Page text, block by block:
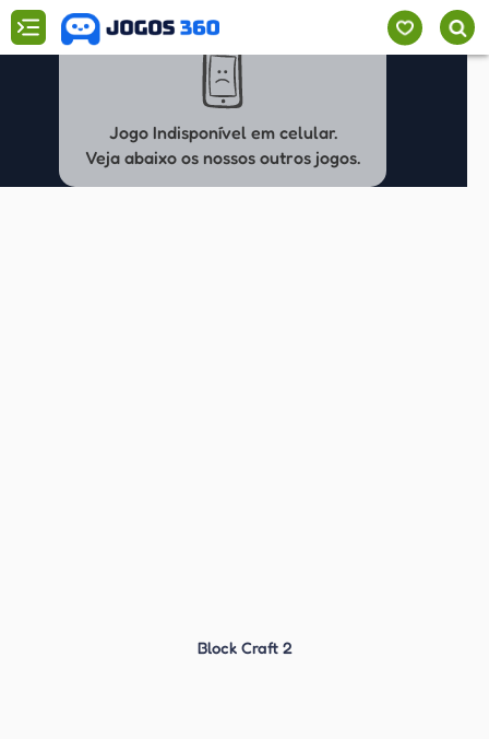
Jogo Indisponível em celular.
Veja abaixo os nossos outros jogos.
Block Craft 2